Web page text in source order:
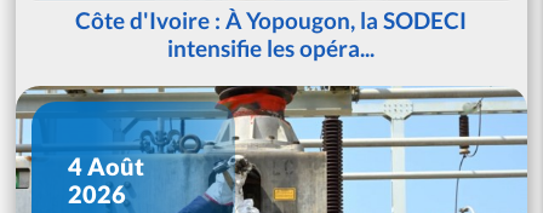
Côte d'Ivoire : À Yopougon, la SODECI
intensifie les opéra...
4 Août
2026